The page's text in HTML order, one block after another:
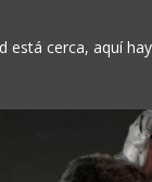
está cerca, aquí